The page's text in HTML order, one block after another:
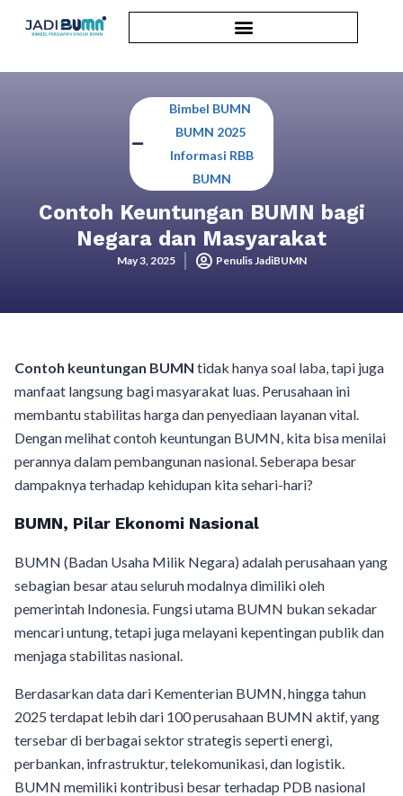
Bimbel BUMN
BUMN 2025,
Informasi RBB
BUMN
Contoh Keuntungan BUMN bagi
Negara dan Masyarakat
May 3, 2025 Penulis JadiBUMN
Contoh keuntungan BUMN tidak hanya soal laba, tapi juga
manfaat langsung bagi masyarakat luas. Perusahaan ini
membantu stabilitas harga dan penyediaan layanan vital.
Dengan melihat contoh keuntungan BUMN, kita bisa menilai
perannya dalam pembangunan nasional. Seberapa besar
dampaknya terhadap kehidupan kita sehari-hari?
BUMN, Pilar Ekonomi Nasional
BUMN (Badan Usaha Milik Negara) adalah perusahaan yang
sebagian besar atau seluruh modalnya dimiliki oleh
pemerintah Indonesia. Fungsi utama BUMN bukan sekadar
mencari untung, tetapi juga melayani kepentingan publik dan
menjaga stabilitas nasional.
Berdasarkan data dari Kementerian BUMN, hingga tahun
2025 terdapat lebih dari 100 perusahaan BUMN aktif, yang
tersebar di berbagai sektor strategis seperti energi,
perbankan, infrastruktur, telekomunikasi, dan logistik.
BUMN memiliki kontribusi besar terhadap PDB nasional